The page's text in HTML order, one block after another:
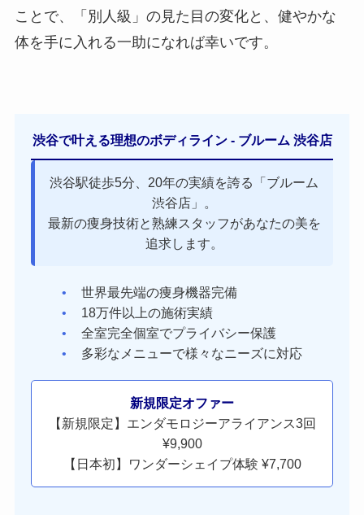
ことで、「別人級」の見た目の変化と、健やかな
体を手に入れる一助になれば幸いです。
渋谷で叶える理想のボディライン - ブルーム 渋谷店
渋谷駅徒歩5分、20年の実績を誇る「ブルーム
渋谷店」。
最新の痩身技術と熟練スタッフがあなたの美を
追求します。
世界最先端の痩身機器完備
18万件以上の施術実績
全室完全個室でプライバシー保護
多彩なメニューで様々なニーズに対応
新規限定オファー
【新規限定】エンダモロジーアライアンス3回
¥9,900
【日本初】ワンダーシェイプ体験 ¥7,700